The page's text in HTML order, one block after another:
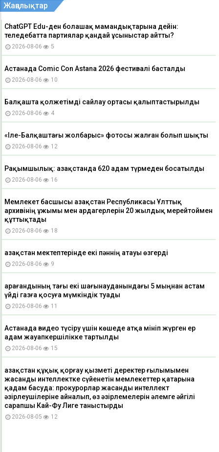
Жаңалықтар
ChatGPT Edu-ден болашақ мамандықтарына дейін:
теледебатта партиялар қандай ұсыныстар айтты?
2026-08-06 5
Астанада Comic Con Astana 2026 фестивалі басталды
2026-08-06 10
Балқашта қолжетімді сайлау ортасы қалыптастырылды
2026-08-06 4
«Іле-Балқаштағы жолбарыс» фотосы жалған болып шықты
2026-08-06 12
Рақымшылық: Қазақстанда 620 адам түрмеден босатылды
2026-08-06 16
Мемлекет басшысы Қазақстан Республикасы Ұлттық
архивінің ұжымы мен ардагерлерін 20 жылдық мерейтоймен
құттықтады
2026-08-06 18
Қазақстан мектептерінде екі пәннің атауы өзгерді
2026-08-06 9
Қарағандының тағы екі шағынауданындағы 5 мыңнан астам
үйді газға қосуға мүмкіндік туады
2026-08-06 11
Астанада видео түсіру үшін көшеде атқа мініп жүрген ер
адам жауапкершілікке тартылды
2026-08-06 15
Қазақстан құқық қорғау қызметі деректер ғылымымен
жасанды интеллектке сүйенетін мемлекеттер қатарына
қадам басуда: прокурорлар жасанды интеллект
әзірлеушілеріне айналып, өз әзірлемелерін әлемге әйгілі
сарапшы Кай-Фу Лиге таныстырды
2026-08-05 12